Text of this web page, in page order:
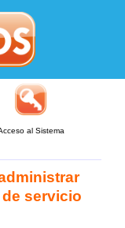
al Sistema
servicio